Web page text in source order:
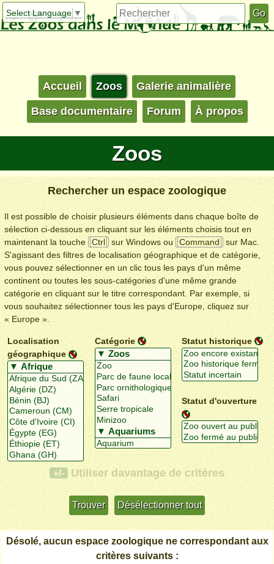
Select Language ▼
Accueil Zoos Galerie animalière
Base documentaire Forum À propos
Zoos
Rechercher un espace zoologique
Il est possible de choisir plusieurs éléments dans chaque boîte de
sélection ci-dessous en cliquant sur les éléments choisis tout en
maintenant la touche
Ctrl sur Windows ou Command
sur Mac.
S'agissant des filtres de localisation géographique et de catégorie,
vous pouvez sélectionner en un clic tous les pays d'un même
continent ou toutes les sous-catégories d'une même grande
catégorie en cliquant sur le titre correspondant. Par exemple, si
vous souhaitez sélectionner tous les pays d'Europe, cliquez sur
« Europe ».
Localisation
géographique
Catégorie Statut historique
Statut d'ouverture
+/- Utiliser davantage de critères
Désolé, aucun espace zoologique ne correspondant aux
critères suivants :